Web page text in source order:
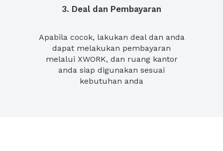
3. Deal dan Pembayaran
Apabila cocok, lakukan deal dan anda
dapat melakukan pembayaran
melalui XWORK, dan ruang kantor
anda siap digunakan sesuai
kebutuhan anda